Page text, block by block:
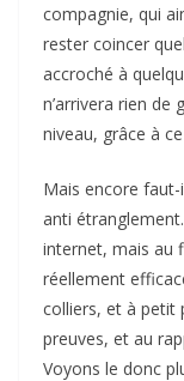
compagnie, qui
rester coincer
accroché à
n’arrivera rien de
niveau, grâce à
Mais encore
anti
internet, mais au
réellement
colliers, et à petit
preuves, et au
Voyons le donc